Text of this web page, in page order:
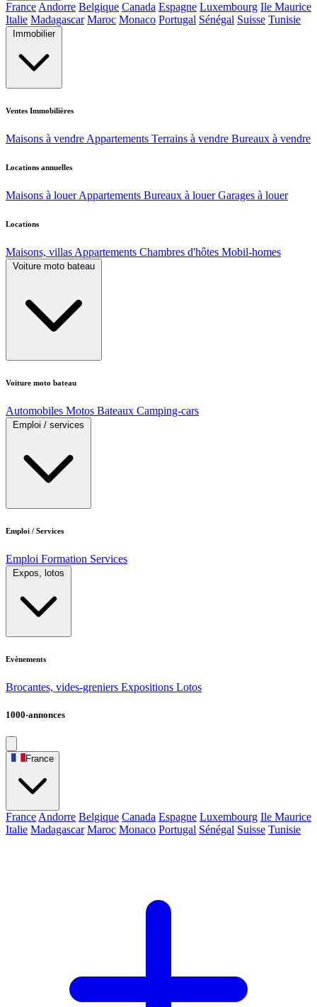
France Andorre Belgique Canada Espagne Luxembourg Ile Maurice
Italie Madagascar Maroc Monaco Portugal Sénégal Suisse Tunisie
Immobilier
Ventes Immobilières
Maisons à vendre Appartements Terrains à vendre Bureaux à vendre
Locations annuelles
Maisons à louer Appartements Bureaux à louer Garages à louer
Locations
Maisons, villas Appartements Chambres d'hôtes Mobil-homes
Voiture moto bateau
Voiture moto bateau
Automobiles Motos Bateaux Camping-cars
Emploi / services
Emploi / Services
Emploi Formation Services
Expos, lotos
Evènements
Brocantes, vides-greniers Expositions Lotos
1000-annonces
France
France Andorre Belgique Canada Espagne Luxembourg Ile Maurice
Italie Madagascar Maroc Monaco Portugal Sénégal Suisse Tunisie